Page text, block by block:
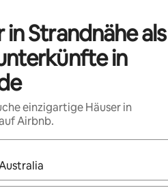
in Strandnähe als
in
einzigartige Häuser in
Airbnb.
verfügbar sind, navigiere mit